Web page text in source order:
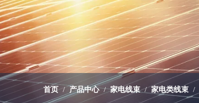
首页 / 产品中心 / 家电线束 / 家电类线束 /